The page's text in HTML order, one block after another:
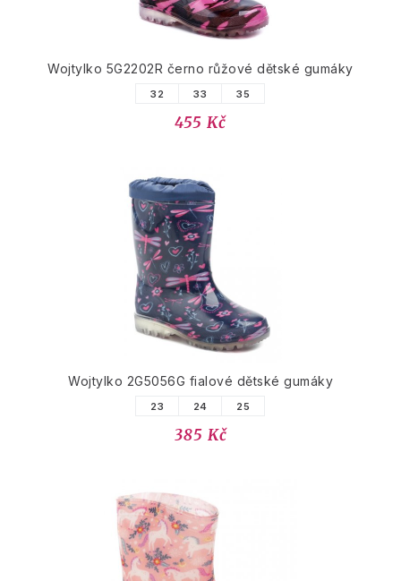
Wojtylko 5G2202R černo růžové dětské gumáky
32 33 35
455 Kč
Wojtylko 2G5056G fialové dětské gumáky
23 24 25
385 Kč